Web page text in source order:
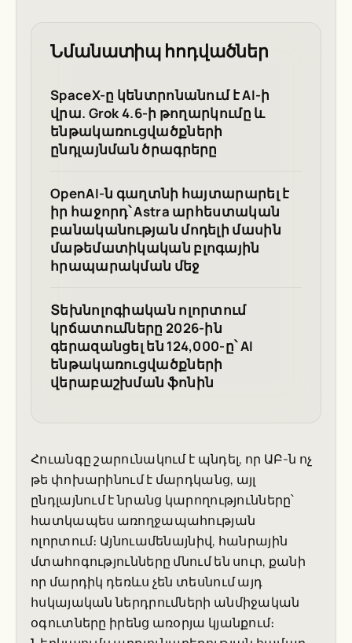
Նմանատիպ հոդվածներ
SpaceX-ը կենտրոնանում է AI-ի
վրա. Grok 4.6-ի թողարկումը և
ենթակառուցվածքների
ընդլայնման ծրագրերը
OpenAI-ն գաղտնի հայտարարել է
իր հաջորդ՝ Astra արհեստական
բանականության մոդելի մասին
մաթեմատիկական բլոգային
հրապարակման մեջ
Տեխնոլոգիական ոլորտում
կրճատումները 2026-ին
գերազանցել են 124,000-ը՝ AI
ենթակառուցվածքների
վերաբաշխման ֆոնին
Հուանգը շարունակում է պնդել, որ ԱԲ-ն ոչ
թե փոխարինում է մարդկանց, այլ
ընդլայնում է նրանց կարողությունները՝
հատկապես առողջապահության
ոլորտում։ Այնուամենայնիվ, հանրային
մտահոգությունները մնում են սուր, քանի
որ մարդիկ դեռևս չեն տեսնում այդ
հսկայական ներդրումների անմիջական
օգուտները իրենց առօրյա կյանքում։